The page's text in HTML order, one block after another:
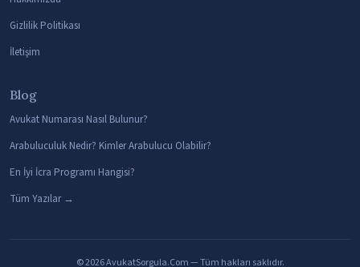
Gizlilik Politikası
İletişim
Blog
Avukat Numarası Nasıl Bulunur?
Arabuluculuk Nedir? Kimler Arabulucu Olabilir?
En İyi İcra Programı Hangisi?
Tüm Yazılar →
© 2026 AvukatSorgula.Com — Tüm hakları saklıdır.